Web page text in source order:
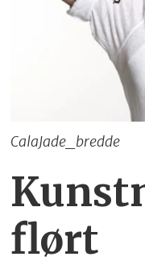
CalaJade_bredde
flørt